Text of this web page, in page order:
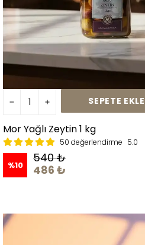
SEPETE EKLE
Mor Yağlı Zeytin 1 kg
50 değerlendirme 5.0
%10
540 ₺
486 ₺